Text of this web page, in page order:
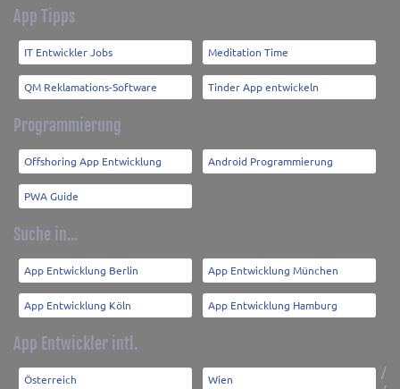
App Tipps
IT Entwickler Jobs Meditation Time
QM Reklamations-Software Tinder App entwickeln
Programmierung
Offshoring App Entwicklung Android Programmierung
PWA Guide
Suche in...
App Entwicklung Berlin App Entwicklung München
App Entwicklung Köln App Entwicklung Hamburg
App Entwickler intl.
Österreich /
Wien